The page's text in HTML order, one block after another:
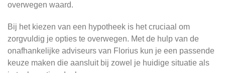
overwegen waard.
Bij het kiezen van een hypotheek is het cruciaal om
zorgvuldig je opties te overwegen. Met de hulp van de
onafhankelijke adviseurs van Florius kun je een passende
keuze maken die aansluit bij zowel je huidige situatie als